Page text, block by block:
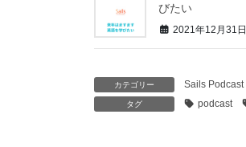
びたい
2021年12月31日
カテゴリー Sails Podcast
タグ podcast